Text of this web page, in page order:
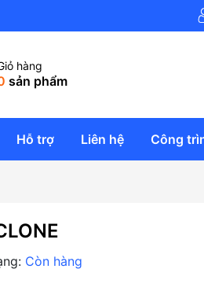
ty TNHH giải pháp không khí Anh Huy
hàng
sản phẩm
Hỗ trợ Liên hệ Công
Còn hàng